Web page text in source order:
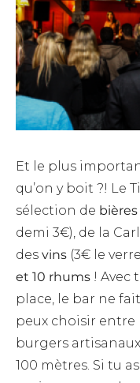
Et le plus
qu’on y boit ?! Le
sélection de
demi 3€), de la
des vins (3€ le
et 10 rhums ! Avec
place, le bar ne
peux choisir entre
burgers
100 mètres. Si tu